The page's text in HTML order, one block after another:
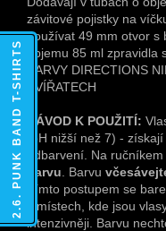
závitové pojistky na
používat 49 mm otvor s
objemu 85 ml zpravidla
BARVY DIRECTIONS
ZVÍŘATECH
NÁVOD K POUŽITÍ:
(pH nižší než 7) -
odbarvení. Na ručníkem
barvu . Barvu
Tímto postupem se
v místech, kde jsou
intenzivněji. Barvu
2.6. PUNK BAND T-SHIRTS